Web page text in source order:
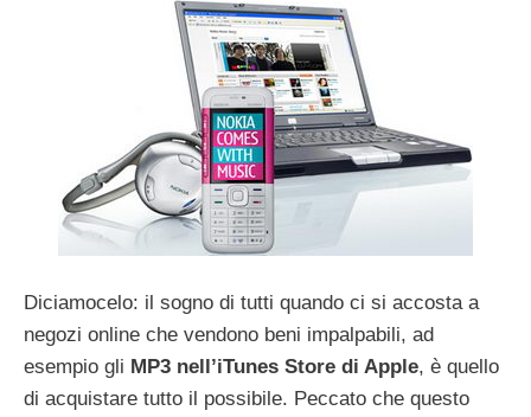
Diciamocelo: il sogno di tutti quando ci si accosta a
negozi online che vendono beni impalpabili, ad
esempio gli MP3 nell’iTunes Store di Apple, è quello
di acquistare tutto il possibile. Peccato che questo